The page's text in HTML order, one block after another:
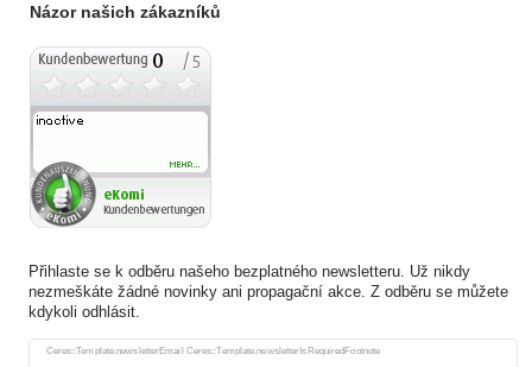
Názor našich zákazníků
Přihlaste se k odběru našeho bezplatného newsletteru. Už nikdy
nezmeškáte žádné novinky ani propagační akce. Z odběru se můžete
kdykoli odhlásit.
Ceres::Template.newsletterEmail Ceres::Template.newsletterIsRequiredFootnote
Ceres::Template.newsletterHoneypotLabel